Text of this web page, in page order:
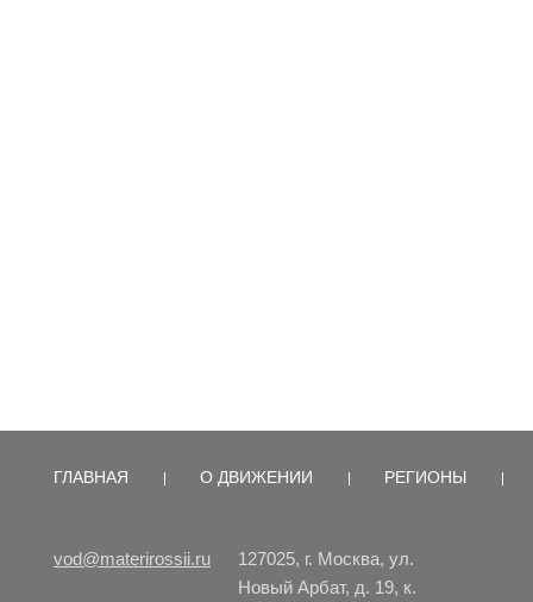
ГЛАВНАЯ О ДВИЖЕНИИ РЕГИОНЫ
vod@materirossii.ru
127025, г. Москва, ул.
Новый Арбат, д. 19, к.